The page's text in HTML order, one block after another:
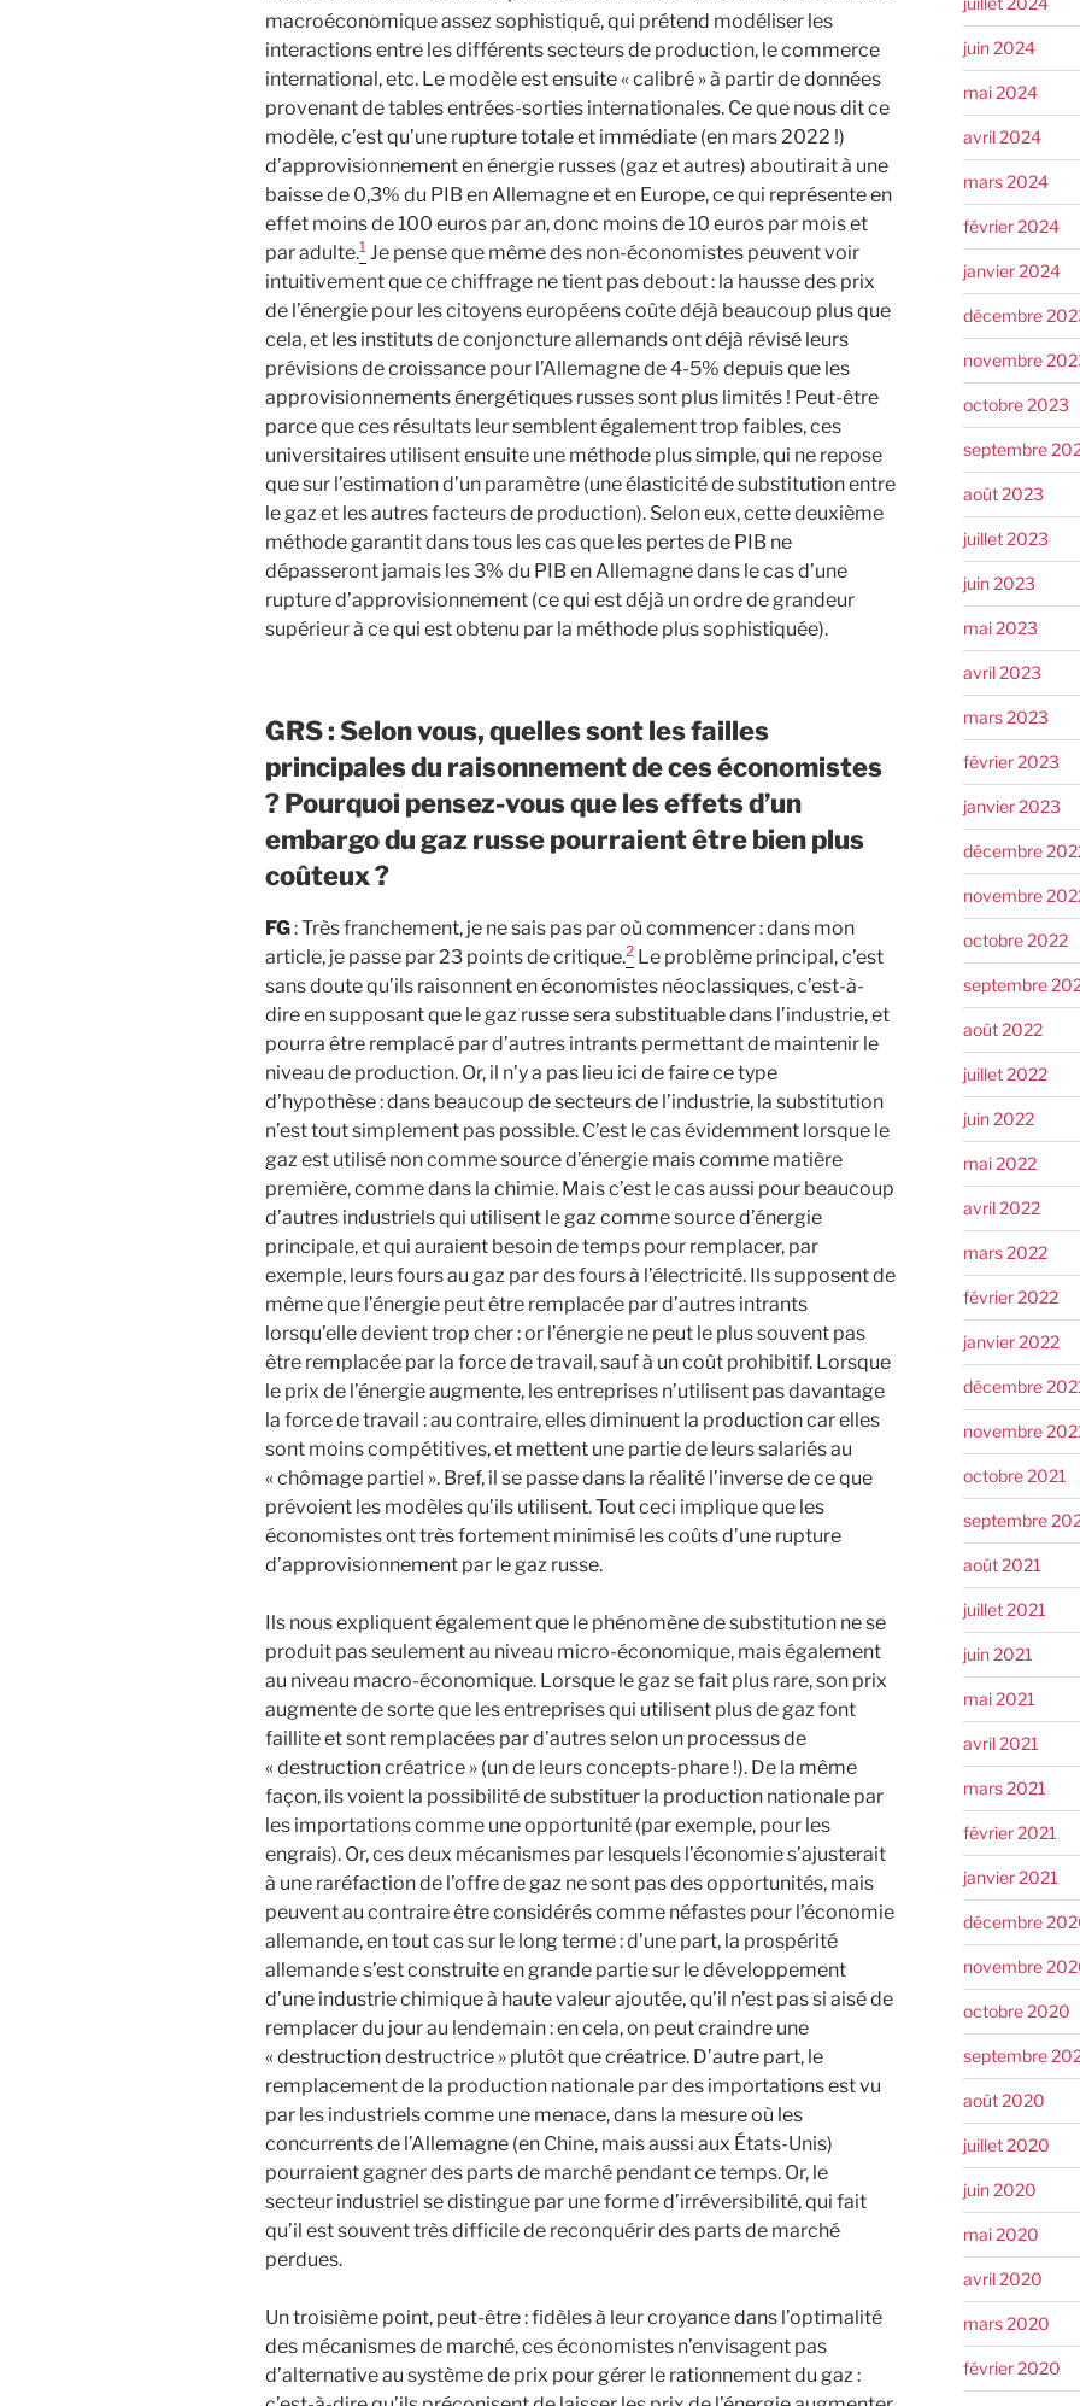
macroéconomique assez sophistiqué, qui prétend modéliser les
interactions entre les différents secteurs de production, le commerce
international, etc. Le modèle est ensuite « calibré » à partir de données
provenant de tables entrées-sorties internationales. Ce que nous dit ce
modèle, c’est qu’une rupture totale et immédiate (en mars 2022 !)
d’approvisionnement en énergie russes (gaz et autres) aboutirait à une
baisse de 0,3% du PIB en Allemagne et en Europe, ce qui représente en
effet moins de 100 euros par an, donc moins de 10 euros par mois et
par adulte.1 Je pense que même des non-économistes peuvent voir
intuitivement que ce chiffrage ne tient pas debout : la hausse des prix
de l’énergie pour les citoyens européens coûte déjà beaucoup plus que
cela, et les instituts de conjoncture allemands ont déjà révisé leurs
prévisions de croissance pour l’Allemagne de 4-5% depuis que les
approvisionnements énergétiques russes sont plus limités ! Peut-être
parce que ces résultats leur semblent également trop faibles, ces
universitaires utilisent ensuite une méthode plus simple, qui ne repose
que sur l’estimation d’un paramètre (une élasticité de substitution entre
le gaz et les autres facteurs de production). Selon eux, cette deuxième
méthode garantit dans tous les cas que les pertes de PIB ne
dépasseront jamais les 3% du PIB en Allemagne dans le cas d’une
rupture d’approvisionnement (ce qui est déjà un ordre de grandeur
supérieur à ce qui est obtenu par la méthode plus sophistiquée).
GRS: Selon vous, quelles sont les failles
principales du raisonnement de ces économistes
? Pourquoi pensez-vous que les effets d’un
embargo du gaz russe pourraient être bien plus
coûteux ?
FG: Très franchement, je ne sais pas par où commencer : dans mon
article, je passe par 23 points de critique.2 Le problème principal, c’est
sans doute qu’ils raisonnent en économistes néoclassiques, c’est-à-
dire en supposant que le gaz russe sera substituable dans l’industrie, et
pourra être remplacé par d’autres intrants permettant de maintenir le
niveau de production. Or, il n’y a pas lieu ici de faire ce type
d’hypothèse : dans beaucoup de secteurs de l’industrie, la substitution
n’est tout simplement pas possible. C’est le cas évidemment lorsque le
gaz est utilisé non comme source d’énergie mais comme matière
première, comme dans la chimie. Mais c’est le cas aussi pour beaucoup
d’autres industriels qui utilisent le gaz comme source d’énergie
principale, et qui auraient besoin de temps pour remplacer, par
exemple, leurs fours au gaz par des fours à l’électricité. Ils supposent de
même que l’énergie peut être remplacée par d’autres intrants
lorsqu’elle devient trop cher : or l’énergie ne peut le plus souvent pas
être remplacée par la force de travail, sauf à un coût prohibitif. Lorsque
le prix de l’énergie augmente, les entreprises n’utilisent pas davantage
la force de travail : au contraire, elles diminuent la production car elles
sont moins compétitives, et mettent une partie de leurs salariés au
« chômage partiel ». Bref, il se passe dans la réalité l’inverse de ce que
prévoient les modèles qu’ils utilisent. Tout ceci implique que les
économistes ont très fortement minimisé les coûts d’une rupture
d’approvisionnement par le gaz russe.
Ils nous expliquent également que le phénomène de substitution ne se
produit pas seulement au niveau micro-économique, mais également
au niveau macro-économique. Lorsque le gaz se fait plus rare, son prix
augmente de sorte que les entreprises qui utilisent plus de gaz font
faillite et sont remplacées par d’autres selon un processus de
« destruction créatrice » (un de leurs concepts-phare !). De la même
façon, ils voient la possibilité de substituer la production nationale par
les importations comme une opportunité (par exemple, pour les
engrais). Or, ces deux mécanismes par lesquels l’économie s’ajusterait
à une raréfaction de l’offre de gaz ne sont pas des opportunités, mais
peuvent au contraire être considérés comme néfastes pour l’économie
allemande, en tout cas sur le long terme : d’une part, la prospérité
allemande s’est construite en grande partie sur le développement
d’une industrie chimique à haute valeur ajoutée, qu’il n’est pas si aisé de
remplacer du jour au lendemain : en cela, on peut craindre une
« destruction destructrice » plutôt que créatrice. D’autre part, le
remplacement de la production nationale par des importations est vu
par les industriels comme une menace, dans la mesure où les
concurrents de l’Allemagne (en Chine, mais aussi aux États-Unis)
pourraient gagner des parts de marché pendant ce temps. Or, le
secteur industriel se distingue par une forme d’irréversibilité, qui fait
qu’il est souvent très difficile de reconquérir des parts de marché
perdues.
Un troisième point, peut-être : fidèles à leur croyance dans l’optimalité
des mécanismes de marché, ces économistes n’envisagent pas
d’alternative au système de prix pour gérer le rationnement du gaz :
juin 2024
mai 2024
avril 2024
mars 2024
février 2024
janvier 2024
décembre
novembre
octobre 2023
septembre
août 2023
juillet 2023
juin 2023
mai 2023
avril 2023
mars 2023
février 2023
janvier 2023
décembre
novembre
octobre 2022
septembre
août 2022
juillet 2022
juin 2022
mai 2022
avril 2022
mars 2022
février 2022
janvier 2022
décembre
novembre
octobre 2021
septembre
août 2021
juillet 2021
juin 2021
mai 2021
avril 2021
mars 2021
février 2021
janvier 2021
décembre
novembre
octobre 2020
septembre
août 2020
juillet 2020
juin 2020
mai 2020
avril 2020
mars 2020
février 2020